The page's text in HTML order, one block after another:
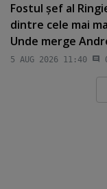
Fostul şef al
dintre cele mai
Unde merge
5 AUG 2026 11:40